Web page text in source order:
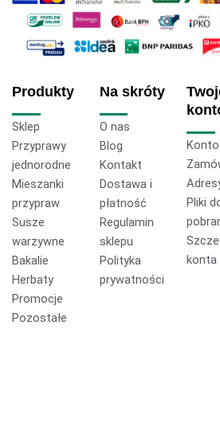
Produkty
Sklep
Przyprawy
jednorodne
Mieszanki
przypraw
Susze
warzywne
Bakalie
Herbaty
Promocje
Pozostałe
Na skróty
O nas
Blog
Kontakt
Dostawa i
płatność
Regulamin
sklepu
Polityka
prywatności
Konto
Pliki
konta